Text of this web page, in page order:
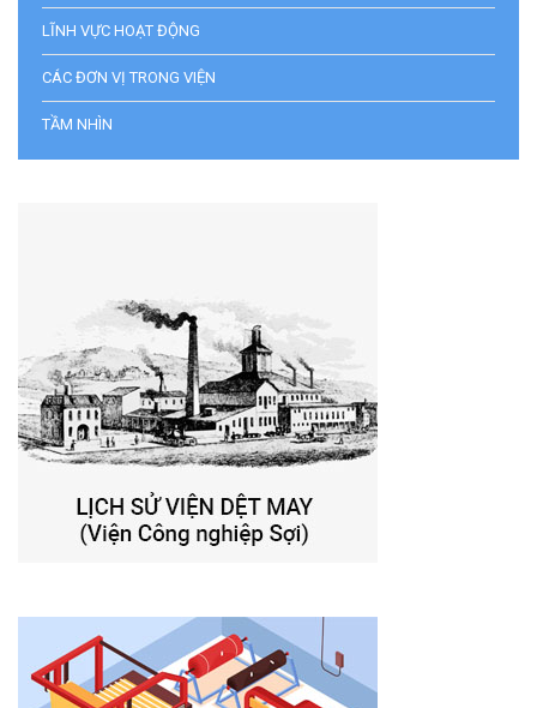
LĨNH VỰC HOẠT ĐỘNG
CÁC ĐƠN VỊ TRONG VIỆN
TẦM NHÌN